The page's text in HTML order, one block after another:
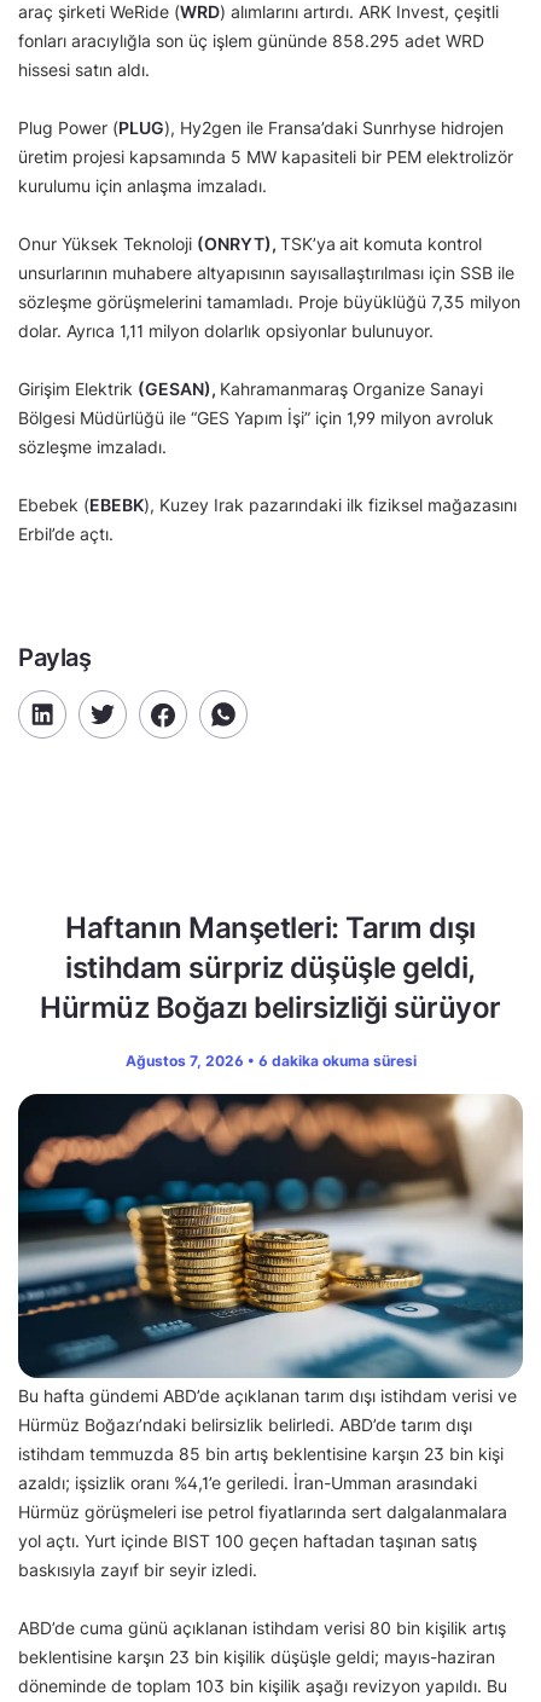
araç şirketi WeRide (WRD) alımlarını artırdı. ARK Invest, çeşitli
fonları aracıylığla son üç işlem gününde 858.295 adet WRD
hissesi satın aldı.
Plug Power (PLUG), Hy2gen ile Fransa’daki Sunrhyse hidrojen
üretim projesi kapsamında 5 MW kapasiteli bir PEM elektrolizör
kurulumu için anlaşma imzaladı.
Onur Yüksek Teknoloji (ONRYT), TSK’ya ait komuta kontrol
unsurlarının muhabere altyapısının sayısallaştırılması için SSB ile
sözleşme görüşmelerini tamamladı. Proje büyüklüğü 7,35 milyon
dolar. Ayrıca 1,11 milyon dolarlık opsiyonlar bulunuyor.
Girişim Elektrik (GESAN), Kahramanmaraş Organize Sanayi
Bölgesi Müdürlüğü ile “GES Yapım İşi” için 1,99 milyon avroluk
sözleşme imzaladı.
Ebebek (EBEBK), Kuzey Irak pazarındaki ilk fiziksel mağazasını
Erbil’de açtı.
Paylaş
Haftanın Manşetleri: Tarım dışı
istihdam sürpriz düşüşle geldi,
Hürmüz Boğazı belirsizliği sürüyor
Ağustos 7, 2026 • 6 dakika okuma süresi
Bu hafta gündemi ABD’de açıklanan tarım dışı istihdam verisi ve
Hürmüz Boğazı’ndaki belirsizlik belirledi. ABD’de tarım dışı
istihdam temmuzda 85 bin artış beklentisine karşın 23 bin kişi
azaldı; işsizlik oranı %4,1’e geriledi. İran-Umman arasındaki
Hürmüz görüşmeleri ise petrol fiyatlarında sert dalgalanmalara
yol açtı. Yurt içinde BIST 100 geçen haftadan taşınan satış
baskısıyla zayıf bir seyir izledi.
ABD’de cuma günü açıklanan istihdam verisi 80 bin kişilik artış
beklentisine karşın 23 bin kişilik düşüşle geldi; mayıs-haziran
döneminde de toplam 103 bin kişilik aşağı revizyon yapıldı. Bu